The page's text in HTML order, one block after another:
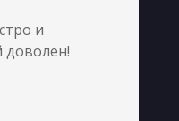
и
доволен!